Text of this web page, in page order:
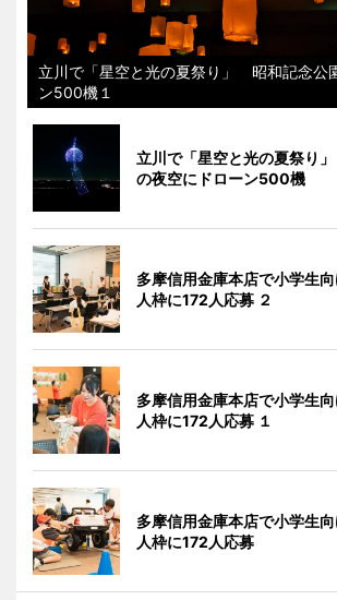
立川で「星空と光の夏祭り」 昭和記念公
ン500機１
立川で「星空と光の夏祭り
の夜空にドローン500機
多摩信用金庫本店で小学生
人枠に172人応募 ２
多摩信用金庫本店で小学生
人枠に172人応募 １
多摩信用金庫本店で小学生
人枠に172人応募